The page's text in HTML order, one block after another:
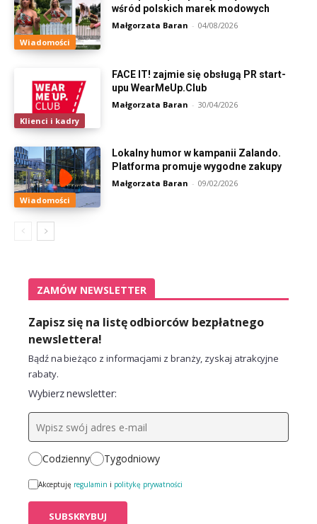
Wiadomości
wśród polskich marek modowych
Małgorzata Baran - 04/08/2026
Klienci i kadry
FACE IT! zajmie się obsługą PR start-
upu WearMeUp.Club
Małgorzata Baran - 30/04/2026
Wiadomości
Lokalny humor w kampanii Zalando.
Platforma promuje wygodne zakupy
Małgorzata Baran - 09/02/2026
ZAMÓW NEWSLETTER
Zapisz się na listę odbiorców bezpłatnego
newslettera!
Bądź na bieżąco z informacjami z branży, zyskaj atrakcyjne
rabaty.
Wybierz newsletter:
Codzienny Tygodniowy
Akceptuję regulamin i politykę prywatności